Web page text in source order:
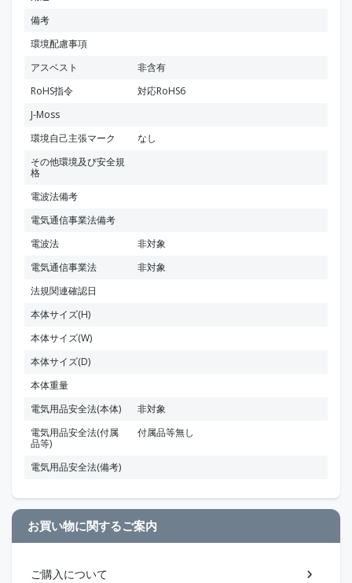
備考
環境配慮事項
アスベスト
非含有
RoHS指令
対応RoHS6
J-Moss
環境自己主張マーク
なし
その他環境及び安全規
格
電波法備考
電気通信事業法備考
電波法
非対象
電気通信事業法
非対象
法規関連確認日
本体サイズ(H)
本体サイズ(W)
本体サイズ(D)
本体重量
電気用品安全法(本体)
非対象
電気用品安全法(付属
品等)
付属品等無し
電気用品安全法(備考)
お買い物に関するご案内
ご購入について